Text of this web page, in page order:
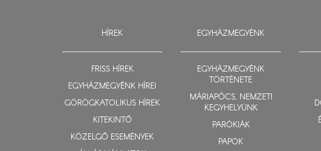
HÍREK
FRISS HÍREK
EGYHÁZMEGYÉNK HÍREI
GÖRÖGKATOLIKUS HÍREK
KITEKINTŐ
KÖZELGŐ ESEMÉNYEK
EGYHÁZMEGYÉNK
EGYHÁZMEGYÉNK
TÖRTÉNETE
MÁRIAPÓCS, NEMZETI
KEGYHELYÜNK
PARÓKIÁK
PAPOK